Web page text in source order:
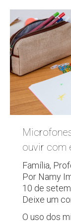
ouvir com
Família,
Por Namy
10 de
Deixe um
O uso dos